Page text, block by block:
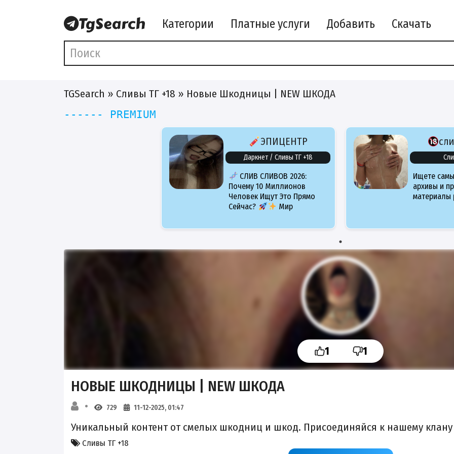
Категории Платные услуги Добавить Скачать
TGSearch » Сливы ТГ +18 » Новые Шкодницы | NEW ШКОДА
------ PREMIUM
ЭПИЦЕНТР
Даркнет / Сливы ТГ +18
СЛИВ СЛИВОВ 2026:
Почему 10 Миллионов
Человек Ищут Это Прямо
Сейчас?
Мир
Ищете
архивы и
материалы
1 1
НОВЫЕ ШКОДНИЦЫ | NEW ШКОДА
729 11-12-2025, 01:47
Уникальный контент от смелых шкодниц и шкод. Присоединяйся к нашему
Сливы ТГ +18